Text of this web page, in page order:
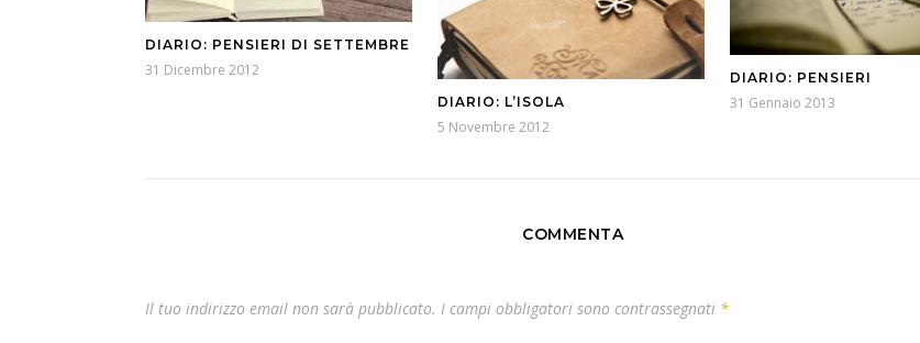
DIARIO: PENSIERI DI SETTEMBRE
31 Dicembre 2012
DIARIO: L’ISOLA
5 Novembre 2012
DIARIO: PENSIERI
31 Gennaio 2013
COMMENTA
Il tuo indirizzo email non sarà pubblicato. I campi obbligatori sono contrassegnati *